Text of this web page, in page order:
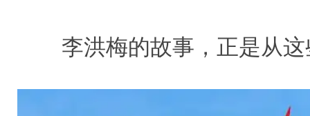
李洪梅的故事，正是从